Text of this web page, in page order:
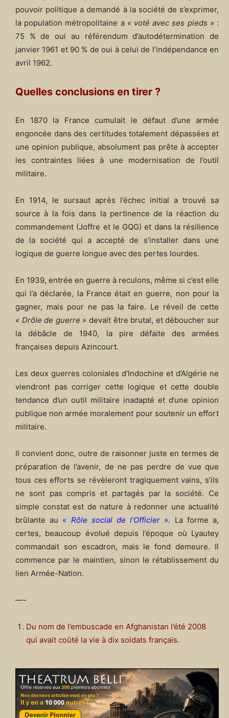
pouvoir politique a demandé à la société de s’exprimer,
la population métropolitaine a « voté avec ses pieds » :
75 % de oui au référendum d’autodétermination de
janvier 1961 et 90 % de oui à celui de l’indépendance en
avril 1962.
Quelles conclusions en tirer ?
En 1870 la France cumulait le défaut d’une armée
engoncée dans des certitudes totalement dépassées et
une opinion publique, absolument pas prête à accepter
les contraintes liées à une modernisation de l’outil
militaire.
En 1914, le sursaut après l’échec initial a trouvé sa
source à la fois dans la pertinence de la réaction du
commandement (Joffre et le GQG) et dans la résilience
de la société qui a accepté de s’installer dans une
logique de guerre longue avec des pertes lourdes.
En 1939, entrée en guerre à reculons, même si c’est elle
qui l’a déclarée, la France était en guerre, non pour la
gagner, mais pour ne pas la faire. Le réveil de cette
« Drôle de guerre » devait être brutal, et déboucher sur
la débâcle de 1940, la pire défaite des armées
françaises depuis Azincourt.
Les deux guerres coloniales d’Indochine et d’Algérie ne
viendront pas corriger cette logique et cette double
tendance d’un outil militaire inadapté et d’une opinion
publique non armée moralement pour soutenir un effort
militaire.
Il convient donc, outre de raisonner juste en termes de
préparation de l’avenir, de ne pas perdre de vue que
tous ces efforts se révèleront tragiquement vains, s’ils
ne sont pas compris et partagés par la société. Ce
simple constat est de nature à redonner une actualité
brûlante au « Rôle social de l’Officier ». La forme a,
certes, beaucoup évolué depuis l’époque où Lyautey
commandait son escadron, mais le fond demeure. Il
commence par le maintien, sinon le rétablissement du
lien Armée-Nation.
—-
Du nom de l’embuscade en Afghanistan l’été 2008
qui avait coûté la vie à dix soldats français.